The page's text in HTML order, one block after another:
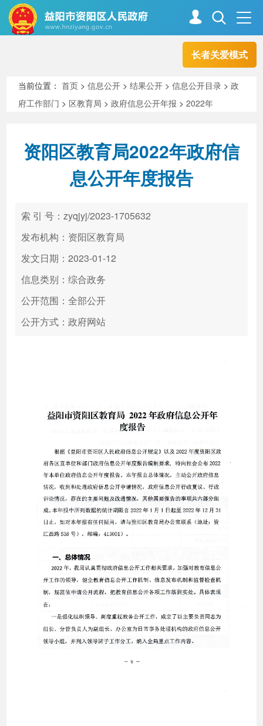
长者关爱模式
走进资阳
新闻中心 解读回应
政务服务
高效办成一件事
当前位置：首页 >信息公开 >结果公开 >信息公开目录 >政
府工作部门 > 区教育局 >政府信息公开年报 >2022年
资阳区教育局2022年政府信
息公开年度报告
索 引 号：zyqjyj/2023-1705632
发布机构：资阳区教育局
发文日期：2023-01-12
信息类别：综合政务
公开范围：全部公开
公开方式：政府网站